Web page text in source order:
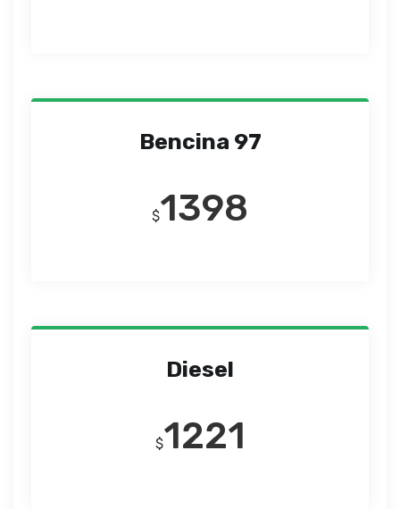
Bencina 97
$1398
Diesel
$1221